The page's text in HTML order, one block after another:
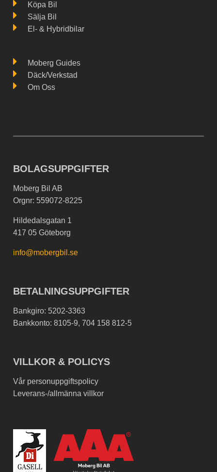
Köpa Bil
Sälja Bil
El- & Hybridbilar
Moberg Guides
Däck/Verkstad
Om Oss
BOLAGSUPPGIFTER
Moberg Bil AB
Orgnr: 559072-8225
Hildedalsgatan 1
417 05 Göteborg
info@mobergbil.se
BETALNINGSUPPGIFTER
Bankgiro: 5202-3363
Bankkonto: 8105-9, 704 158 812-5
VILLKOR & POLICYS
Vår personuppgiftspolicy
Leverans-/allmänna villkor